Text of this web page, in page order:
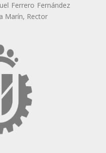
Ferrero Fernández
Marín, Rector